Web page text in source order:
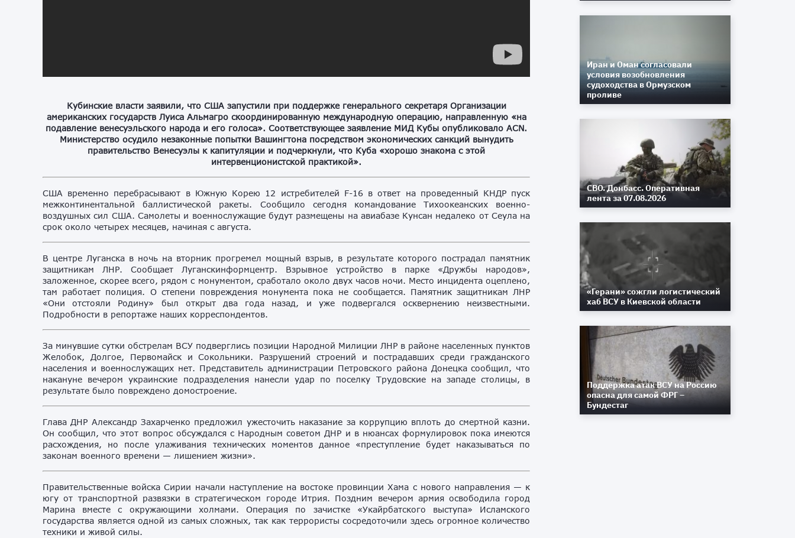
Кубинские власти заявили, что США запустили при поддержке генерального секретаря Организации
американских государств Луиса Альмагро скоординированную международную операцию, направленную «на
подавление венесуэльского народа и его голоса». Соответствующее заявление МИД Кубы опубликовало ACN.
Министерство осудило незаконные попытки Вашингтона посредством экономических санкций вынудить
правительство Венесуэлы к капитуляции и подчеркнули, что Куба «хорошо знакома с этой
интервенционистской практикой».
США временно перебрасывают в Южную Корею 12 истребителей F-16 в ответ на проведенный КНДР пуск
межконтинентальной баллистической ракеты. Сообщило сегодня командование Тихоокеанских военно-
воздушных сил США. Самолеты и военнослужащие будут размещены на авиабазе Кунсан недалеко от Сеула на
срок около четырех месяцев, начиная с августа.
В центре Луганска в ночь на вторник прогремел мощный взрыв, в результате которого пострадал памятник
защитникам ЛНР. Сообщает Луганскинформцентр. Взрывное устройство в парке «Дружбы народов»,
заложенное, скорее всего, рядом с монументом, сработало около двух часов ночи. Место инцидента оцеплено,
там работает полиция. О степени повреждения монумента пока не сообщается. Памятник защитникам ЛНР
«Они отстояли Родину» был открыт два года назад, и уже подвергался осквернению неизвестными.
Подробности в репортаже наших корреспондентов.
За минувшие сутки обстрелам ВСУ подверглись позиции Народной Милиции ЛНР в районе населенных пунктов
Желобок, Долгое, Первомайск и Сокольники. Разрушений строений и пострадавших среди гражданского
населения и военнослужащих нет. Представитель администрации Петровского района Донецка сообщил, что
накануне вечером украинские подразделения нанесли удар по поселку Трудовские на западе столицы, в
результате было повреждено домостроение.
Глава ДНР Александр Захарченко предложил ужесточить наказание за коррупцию вплоть до смертной казни.
Он сообщил, что этот вопрос обсуждался с Народным советом ДНР и в нюансах формулировок пока имеются
расхождения, но после улаживания технических моментов данное «преступление будет наказываться по
законам военного времени — лишением жизни».
Правительственные войска Сирии начали наступление на востоке провинции Хама с нового направления — к
югу от транспортной развязки в стратегическом городе Итрия. Поздним вечером армия освободила город
Марина вместе с окружающими холмами. Операция по зачистке «Укайрбатского выступа» Исламского
государства является одной из самых сложных, так как террористы сосредоточили здесь огромное количество
техники и живой силы.
Иран и Оман согласовали
условия возобновления
судоходства в Ормузском
проливе
СВО. Донбасс. Оперативная
лента за 07.08.2026
«Герани» сожгли логистический
хаб ВСУ в Киевской области
Поддержка атак ВСУ на Россию
опасна для самой ФРГ –
Бундестаг